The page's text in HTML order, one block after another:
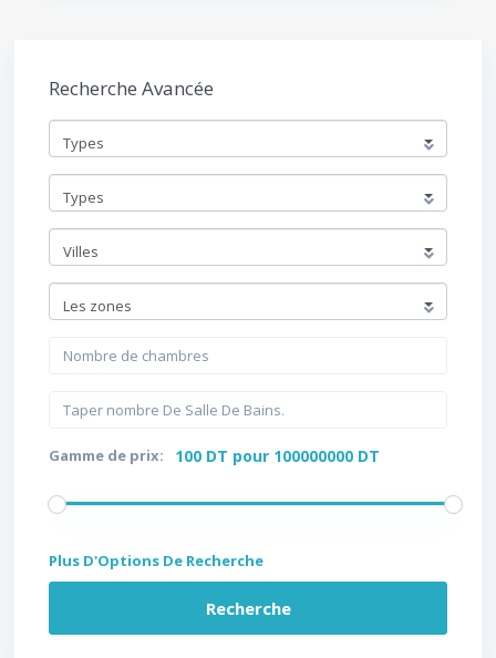
Recherche Avancée
Types
Types
Villes
Les zones
Gamme de prix: 100 DT pour 100000000 DT
Plus D'Options De Recherche
Recherche